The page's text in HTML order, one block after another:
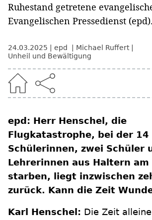
Ruhestand getretene
Evangelischen Pressedienst (epd).
24.03.2025 epd
Michael Ruffert
Unheil und Bewältigung
epd: Herr Henschel, die
Flugkatastrophe, bei der 14
Schülerinnen, zwei Schüler
Lehrerinnen aus Haltern am
starben, liegt inzwischen
zurück. Kann die Zeit
Karl Henschel: Die Zeit